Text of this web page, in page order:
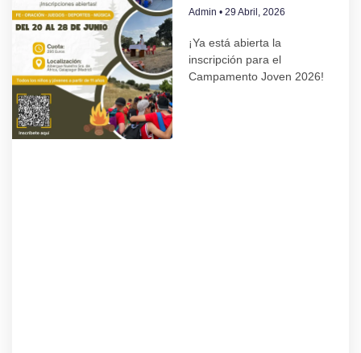
Admin 29 Abril, 2026
¡Ya está abierta la
inscripción para el
Campamento Joven 2026!